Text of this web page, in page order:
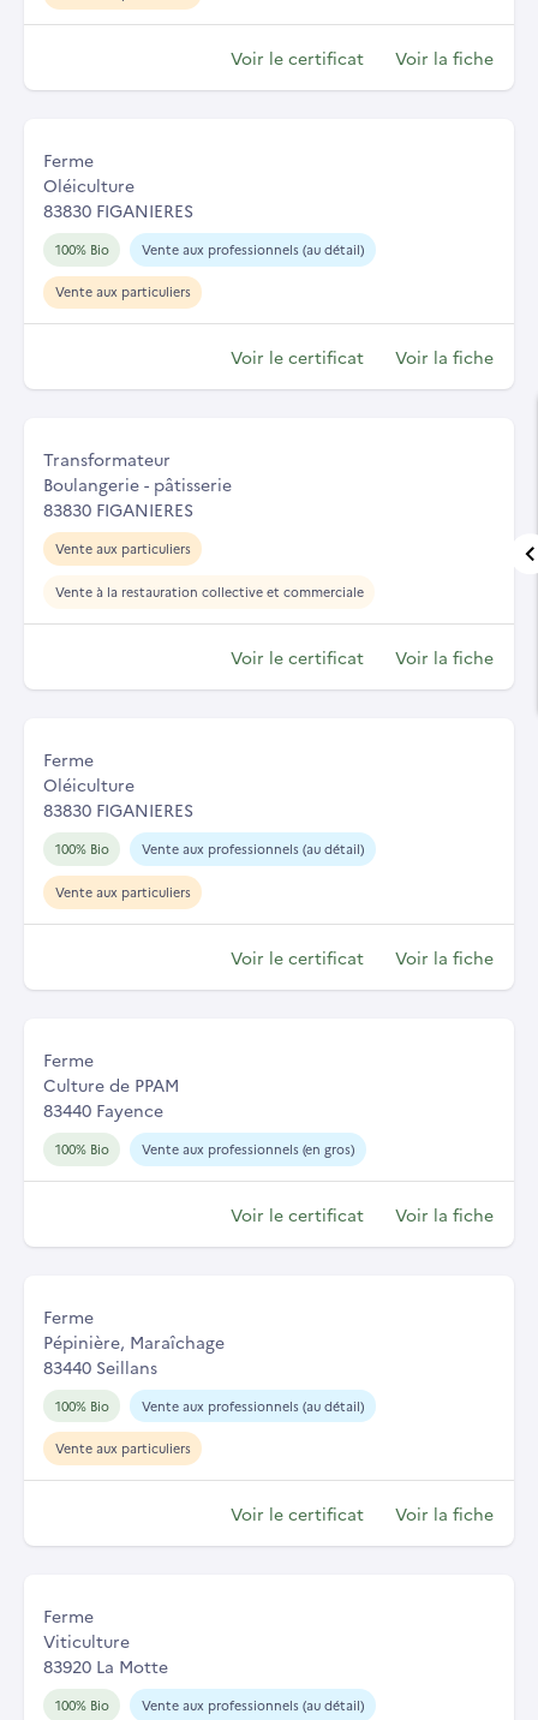
Voir le certificat Voir la fiche
Ferme
Oléiculture
83830 FIGANIERES
100% Bio Vente aux professionnels (au détail)
Vente aux particuliers
Voir le certificat Voir la fiche
Transformateur
Boulangerie - pâtisserie
83830 FIGANIERES
Vente aux particuliers
Vente à la restauration collective et commerciale
Voir le certificat Voir la fiche
Ferme
Oléiculture
83830 FIGANIERES
100% Bio Vente aux professionnels (au détail)
Vente aux particuliers
Voir le certificat Voir la fiche
Ferme
Culture de PPAM
83440 Fayence
100% Bio Vente aux professionnels (en gros)
Voir le certificat Voir la fiche
Ferme
Pépinière, Maraîchage
83440 Seillans
100% Bio Vente aux professionnels (au détail)
Vente aux particuliers
Voir le certificat Voir la fiche
Ferme
Viticulture
83920 La Motte
100% Bio Vente aux professionnels (au détail)